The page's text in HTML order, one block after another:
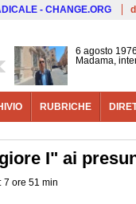
- CHANGE.ORG
6 agosto
Madama,
RUBRICHE
I" ai
7 ore 51 min